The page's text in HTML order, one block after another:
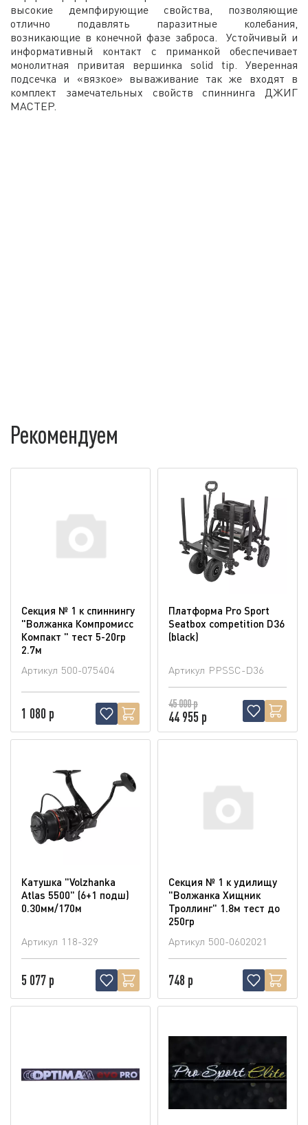
высокие демпфирующие свойства, позволяющие
отлично подавлять паразитные колебания,
возникающие в конечной фазе заброса. Устойчивый и
информативный контакт с приманкой обеспечивает
монолитная привитая вершинка solid tip. Уверенная
подсечка и «вязкое» вываживание так же входят в
комплект замечательных свойств спиннинга ДЖИГ
МАСТЕР.
Рекомендуем
Секция № 1 к спиннингу
"Волжанка Компромисс
Компакт " тест 5-20гр
2.7м
Артикул 500-075404
1 080 р
Платформа Pro Sport
Seatbox competition D36
(blaсk)
Артикул PPSSC-D36
45 000 р
44 955 р
Катушка "Volzhanka
Atlas 5500" (6+1 подш)
0.30мм/170м
Артикул 118-329
5 077 р
Секция № 1 к удилищу
"Волжанка Хищник
Троллинг" 1.8м тест до
250гр
Артикул 500-0602021
748 р